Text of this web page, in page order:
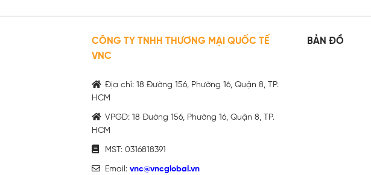
CÔNG TY TNHH THƯƠNG MẠI QUỐC TẾ
VNC
Địa chỉ: 18 Đường 156, Phường 16, Quận 8, TP.
HCM
VPGD: 18 Đường 156, Phường 16, Quận 8, TP.
HCM
MST: 0316818391
Email: vnc@vncglobal.vn
BẢN ĐỒ